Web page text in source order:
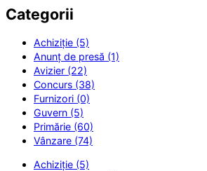
Categorii
Achiziție (5)
Anunț de presă (1)
Avizier (22)
Concurs (38)
Furnizori (0)
Guvern (5)
Primărie (60)
Vânzare (74)
Achiziție (5)